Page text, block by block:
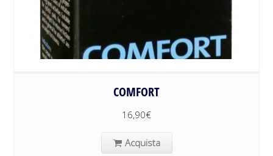
COMFORT
16,90€
Acquista